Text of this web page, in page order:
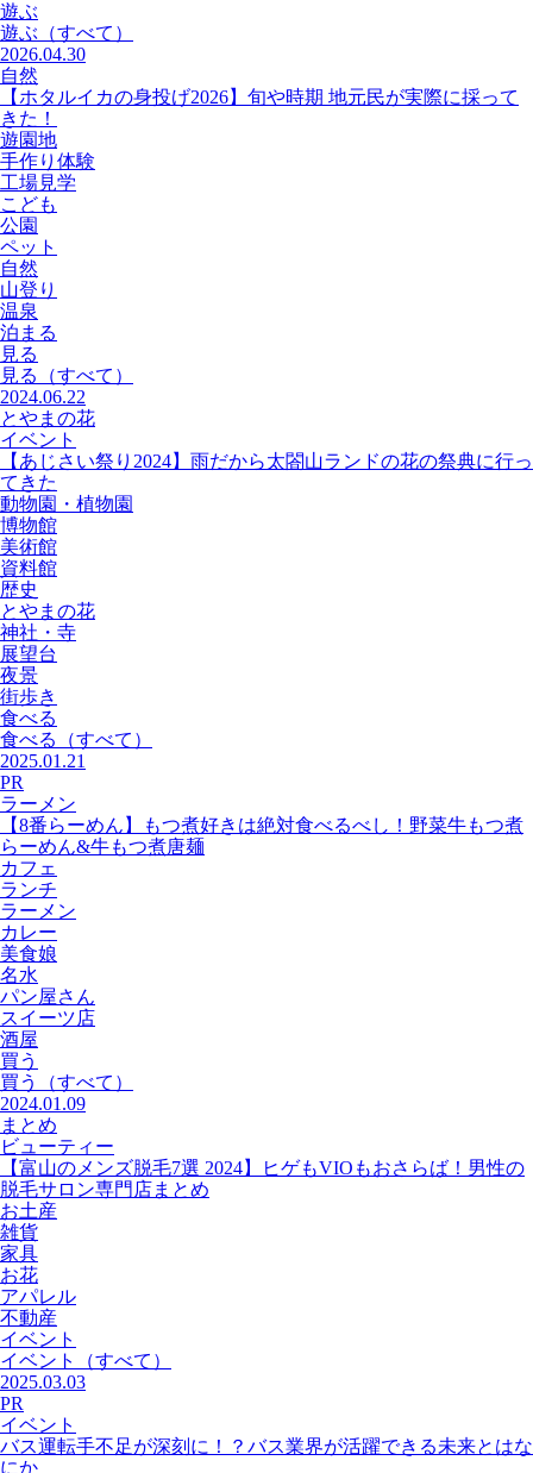
遊ぶ
遊ぶ （すべて）
2026.04.30
自然
【ホタルイカの身投げ2026】旬や時期 地元民が実際に採って
きた！
遊園地
手作り体験
工場見学
こども
公園
ペット
自然
山登り
温泉
泊まる
見る
見る
（すべて）
2024.06.22
とやまの花
イベント
【あじさい祭り2024】雨だから太閤山ランドの花の祭典に行っ
てきた
動物園・植物園
博物館
美術館
資料館
歴史
とやまの花
神社・寺
展望台
夜景
街歩き
食べる
食べる
（すべて）
2025.01.21
PR
ラーメン
【8番らーめん】もつ煮好きは絶対食べるべし！野菜牛もつ煮
らーめん&牛もつ煮唐麺
カフェ
ランチ
ラーメン
カレー
美食娘
名水
パン屋さん
スイーツ店
酒屋
買う
買う
（すべて）
2024.01.09
まとめ
ビューティー
【富山のメンズ脱毛7選 2024】ヒゲもVIOもおさらば！男性の
脱毛サロン専門店まとめ
お土産
雑貨
家具
お花
アパレル
不動産
イベント
イベント
（すべて）
2025.03.03
PR
イベント
バス運転手不足が深刻に！？バス業界が活躍できる未来とはな
にか